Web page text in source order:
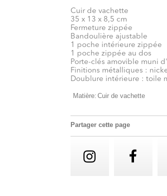
Cuir de vachette
35 x 13 x 8,5 cm
Fermeture zippée
Bandoulière ajustable
1 poche intérieure zippée
1 poche zippée au dos
Porte-clés amovible muni
Finitions métalliques :
Doublure intérieure : toile
Matière: Cuir de vachette
Partager cette page